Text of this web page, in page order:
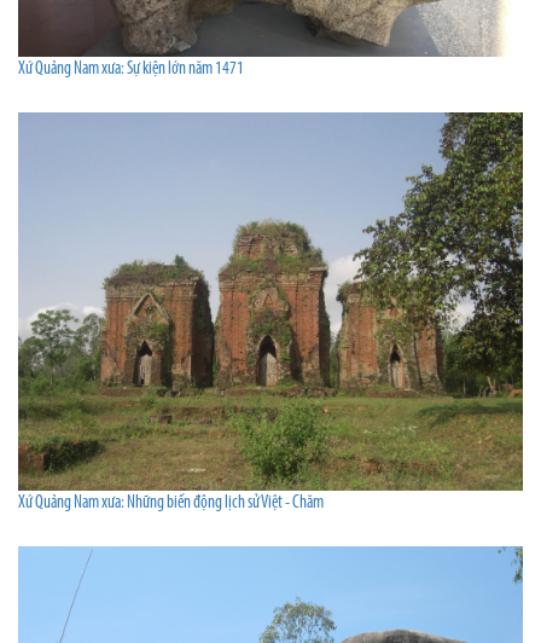
Xứ Quảng Nam xưa: Sự kiện lớn năm 1471
Xứ Quảng Nam xưa: Những biến động lịch sử Việt - Chăm